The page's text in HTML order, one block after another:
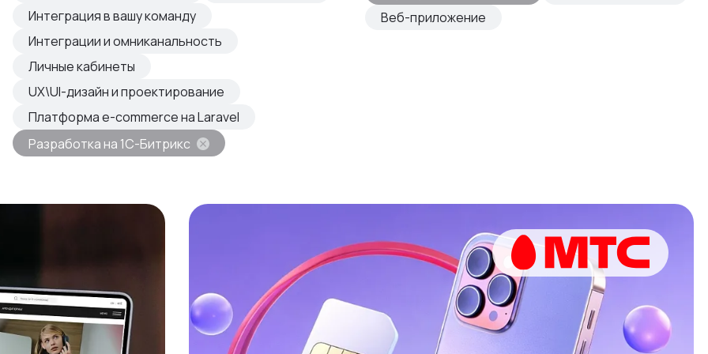
Интеграция в вашу команду
Интеграции и омниканальность
Личные кабинеты
UX\UI-дизайн и проектирование
Платформа e-commerce на Laravel
Разработка на 1С-Битрикс
Веб-приложение